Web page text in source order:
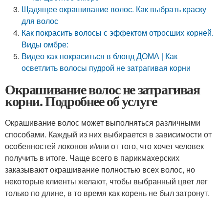
Щадящее окрашивание волос. Как выбрать краску
для волос
Как покрасить волосы с эффектом отросших корней.
Виды омбре:
Видео как покраситься в блонд ДОМА | Как
осветлить волосы пудрой не затрагивая корни
Окрашивание волос не затрагивая
корни. Подробнее об услуге
Окрашивание волос может выполняться различными
способами. Каждый из них выбирается в зависимости от
особенностей локонов и/или от того, что хочет человек
получить в итоге. Чаще всего в парикмахерских
заказывают окрашивание полностью всех волос, но
некоторые клиенты желают, чтобы выбранный цвет лег
только по длине, в то время как корень не был затронут.